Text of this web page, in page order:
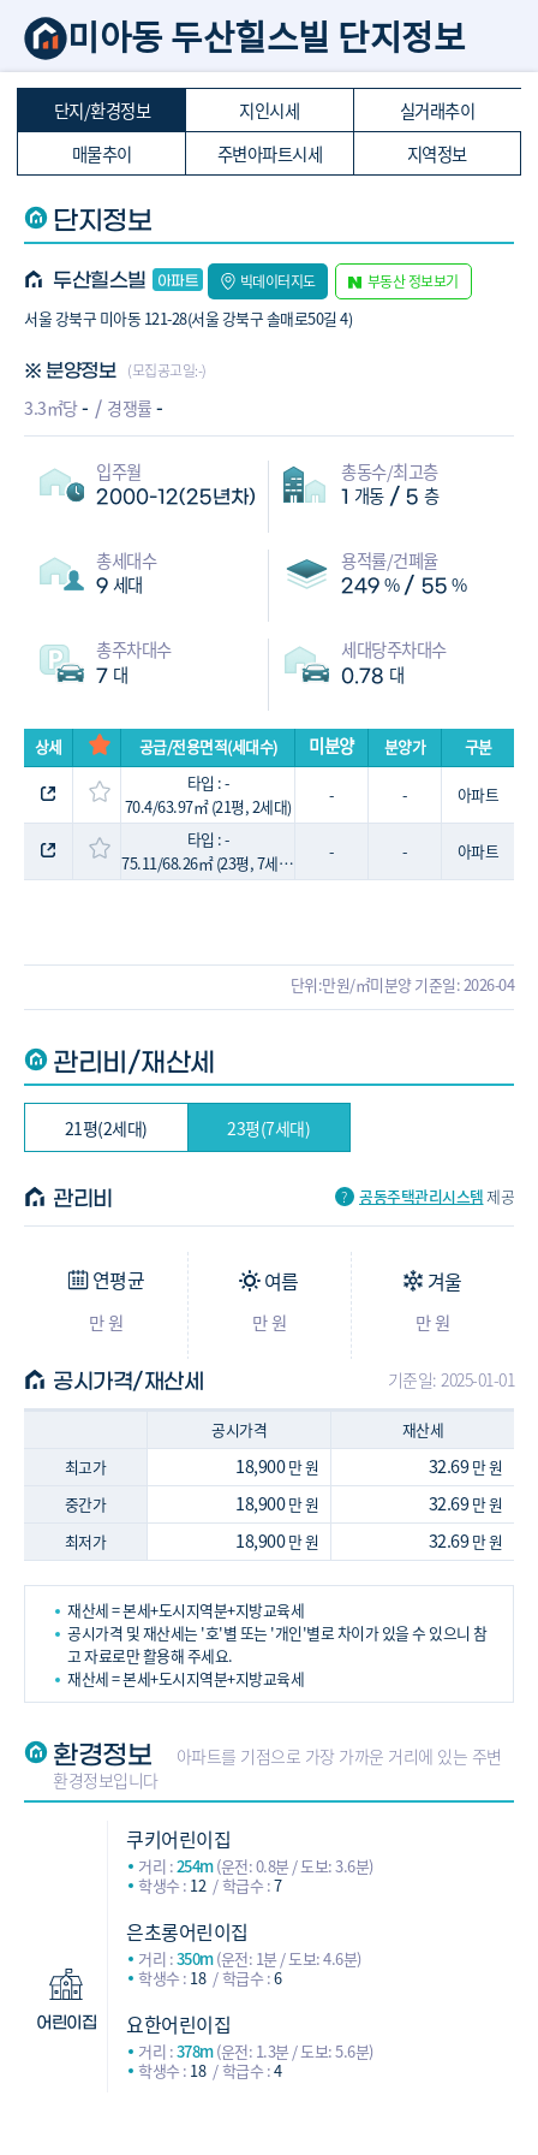
미아동 두산힐스빌 단지정보
단지/환경정보 지인시세
실거래추이
매물추이
주변아파트시세 지역정보
단지정보
두산힐스빌 빅데이터지도 부동산 정보보기
서울 강북구 미아동 121-28(서울 강북구 솔매로50길 4)
※ 분양정보 (모집공고일:-)
3.3㎡당- 경쟁률 -
입주월
2000-12(25년차)
총동수/최고층
1 개동 / 5 층
총세대수
9 세대
용적률/건폐율
249 % / 55 %
총주차대수
7 대
세대당주차대수
0.78 대
상세 공급/전용면적(세대수) 미분양 분양가
구분
타입 : -
70.4/63.97㎡ (21평, 2세대)
- -
아파트
타입 : -
75.11/68.26㎡ (23평, 7세대)
- - 아파트
단위:만원/㎡미분양 기준일: 2026-04
관리비/재산세
21평(2세대) 23평(7세대)
관리비 공동주택관리시스템제공
연평균
만 원
여름
만 원
겨울
만 원
공시가격/재산세 기준일: 2025-01-01
공시가격
재산세
최고가
18,900만 원 32.69만 원
중간가
18,900만 원 32.69만 원
최저가
18,900만 원 32.69만 원
재산세 = 본세+도시지역분+지방교육세
공시가격 및 재산세는 '호'별 또는 '개인'별로 차이가 있을 수 있으니 참
고 자료로만 활용해 주세요.
재산세 = 본세+도시지역분+지방교육세
환경정보
아파트를 기점으로 가장 가까운 거리에 있는 주변
환경정보입니다
어린이집
쿠키어린이집
거리 :254m(운전: 0.8분 / 도보: 3.6분)
학생수 : 12 학급수 :7
은초롱어린이집
거리 :350m(운전: 1분 / 도보: 4.6분)
학생수 : 18 학급수 :6
요한어린이집
거리 :378m(운전: 1.3분 / 도보: 5.6분)
학생수 : 18 학급수 :4